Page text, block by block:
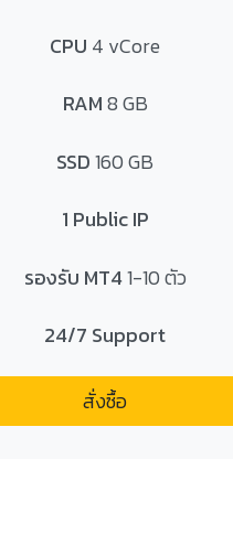
CPU 4 vCore
RAM8 GB
SSD160 GB
1 Public IP
รองรับ MT41-10 ตัว
24/7 Support
สั่งซื้อ